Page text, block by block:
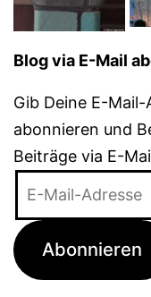
Blog via E-Mail
Gib Deine E-
abonnieren und
Beiträge via E-
Adresse
Abonnieren